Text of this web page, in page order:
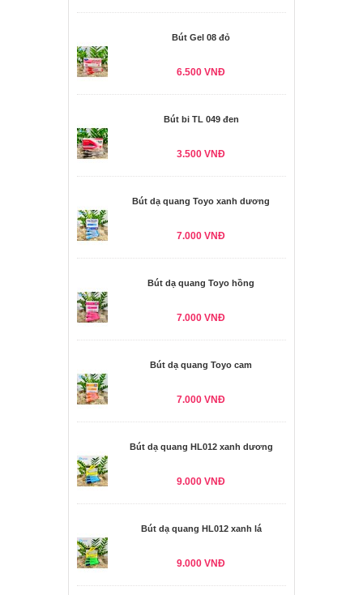
Bút Gel 08 đỏ
6.500 VNĐ
Bút bi TL 049 đen
3.500 VNĐ
Bút dạ quang Toyo xanh dương
7.000 VNĐ
Bút dạ quang Toyo hồng
7.000 VNĐ
Bút dạ quang Toyo cam
7.000 VNĐ
Bút dạ quang HL012 xanh dương
9.000 VNĐ
Bút dạ quang HL012 xanh lá
9.000 VNĐ